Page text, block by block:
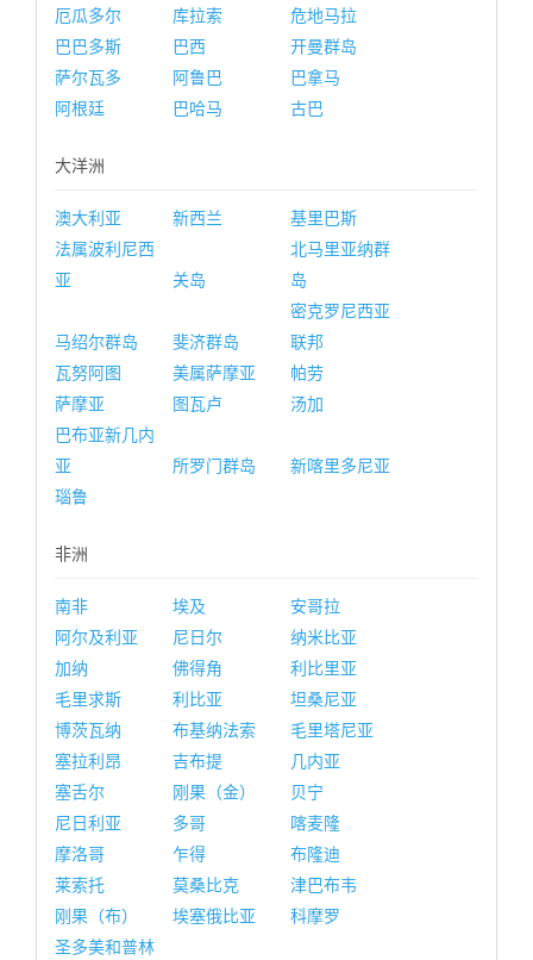
厄瓜多尔
库拉索
危地马拉
巴巴多斯
巴西
开曼群岛
萨尔瓦多
阿鲁巴
巴拿马
阿根廷
巴哈马 古巴
大洋洲
澳大利亚 新西兰
基里巴斯
法属波利尼西
亚
关岛
北马里亚纳群
岛
马绍尔群岛 斐济群岛
密克罗尼西亚
联邦
瓦努阿图
美属萨摩亚
帕劳
萨摩亚
图瓦卢
汤加
巴布亚新几内
亚
所罗门群岛
新喀里多尼亚
瑙鲁
非洲
南非 埃及
安哥拉
阿尔及利亚
尼日尔
纳米比亚
加纳
佛得角
利比里亚
毛里求斯
利比亚
坦桑尼亚
博茨瓦纳
布基纳法索
毛里塔尼亚
塞拉利昂
吉布提
几内亚
塞舌尔
刚果（金）
贝宁
尼日利亚
多哥
喀麦隆
摩洛哥
乍得
布隆迪
莱索托
莫桑比克
津巴布韦
刚果（布）
埃塞俄比亚
科摩罗
圣多美和普林